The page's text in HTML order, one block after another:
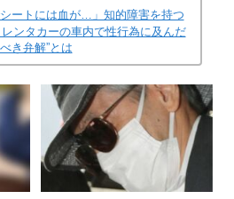
シートには血が…」知的障害を持つ
ンタカーの車内で性行為に及んだ
き弁解”とは